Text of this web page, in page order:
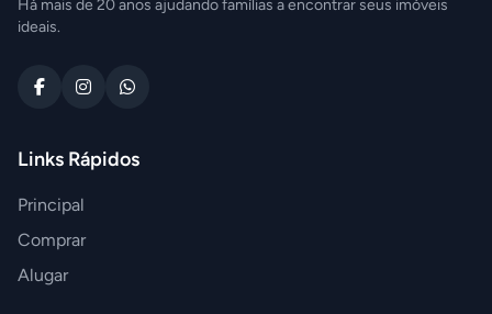
Há mais de 20 anos ajudando famílias a encontrar seus imóveis
ideais.
Links Rápidos
Principal
Comprar
Alugar